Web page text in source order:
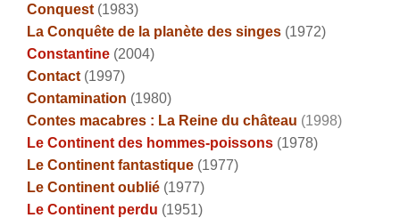
Conquest (1983)
La Conquête de la planète des singes (1972)
Constantine (2004)
Contact (1997)
Contamination (1980)
Contes macabres : La Reine du château (1998)
Le Continent des hommes-poissons (1978)
Le Continent fantastique (1977)
Le Continent oublié (1977)
Le Continent perdu (1951)